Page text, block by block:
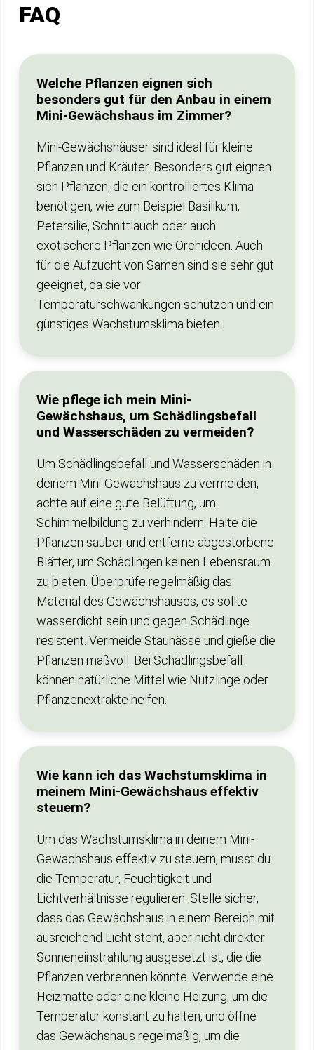
FAQ
Welche Pflanzen eignen sich
besonders gut für den Anbau in einem
Mini-Gewächshaus im Zimmer?
Mini-Gewächshäuser sind ideal für kleine
Pflanzen und Kräuter. Besonders gut eignen
sich Pflanzen, die ein kontrolliertes Klima
benötigen, wie zum Beispiel Basilikum,
Petersilie, Schnittlauch oder auch
exotischere Pflanzen wie Orchideen. Auch
für die Aufzucht von Samen sind sie sehr gut
geeignet, da sie vor
Temperaturschwankungen schützen und ein
günstiges Wachstumsklima bieten.
Wie pflege ich mein Mini-
Gewächshaus, um Schädlingsbefall
und Wasserschäden zu vermeiden?
Um Schädlingsbefall und Wasserschäden in
deinem Mini-Gewächshaus zu vermeiden,
achte auf eine gute Belüftung, um
Schimmelbildung zu verhindern. Halte die
Pflanzen sauber und entferne abgestorbene
Blätter, um Schädlingen keinen Lebensraum
zu bieten. Überprüfe regelmäßig das
Material des Gewächshauses, es sollte
wasserdicht sein und gegen Schädlinge
resistent. Vermeide Staunässe und gieße die
Pflanzen maßvoll. Bei Schädlingsbefall
können natürliche Mittel wie Nützlinge oder
Pflanzenextrakte helfen.
Wie kann ich das Wachstumsklima in
meinem Mini-Gewächshaus effektiv
steuern?
Um das Wachstumsklima in deinem Mini-
Gewächshaus effektiv zu steuern, musst du
die Temperatur, Feuchtigkeit und
Lichtverhältnisse regulieren. Stelle sicher,
dass das Gewächshaus in einem Bereich mit
ausreichend Licht steht, aber nicht direkter
Sonneneinstrahlung ausgesetzt ist, die die
Pflanzen verbrennen könnte. Verwende eine
Heizmatte oder eine kleine Heizung, um die
Temperatur konstant zu halten, und öffne
das Gewächshaus regelmäßig, um die